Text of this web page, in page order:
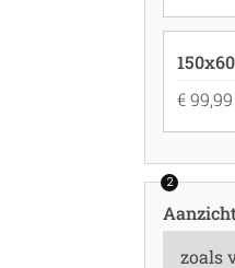
€ 99,99
2
Aanzicht